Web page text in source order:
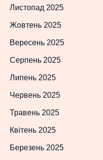
Листопад 2025
Жовтень 2025
Вересень 2025
Серпень 2025
Липень 2025
Червень 2025
Травень 2025
Квітень 2025
Березень 2025